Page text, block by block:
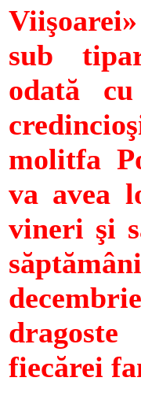
sub
odată
molitfa
va avea
vineri şi
fiecărei